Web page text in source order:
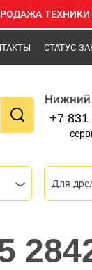
ТЕХНИКИ
СТАТУС
Нижний
+7 831
Для